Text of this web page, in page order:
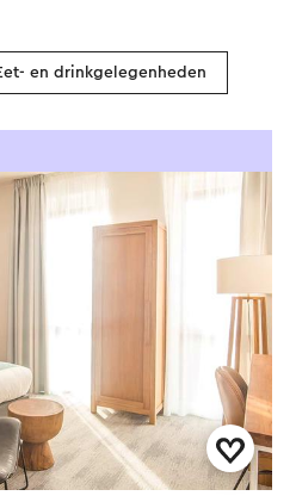
en drinkgelegenheden